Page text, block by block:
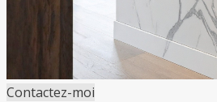
Contactez-moi